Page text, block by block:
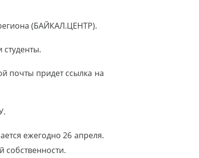
(БАЙКАЛ.ЦЕНТР).
почты придет ссылка на
ежегодно 26 апреля.
собственности.